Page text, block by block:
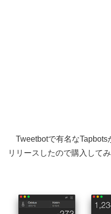
Tweetbotで有名なTapbots
リリースしたので購入して